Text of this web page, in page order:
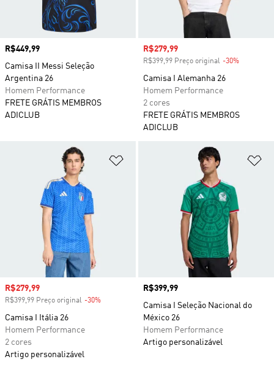
Preço
R$449,99
Camisa II Messi Seleção
Argentina 26
Homem Performance
FRETE GRÁTIS MEMBROS
ADICLUB
Preço com desconto
R$279,99
R$399,99 Preço original -30%
Camisa I Alemanha 26
Homem Performance
2 cores
FRETE GRÁTIS MEMBROS
ADICLUB
Adicionar à Lista de Desejos
Preço com desconto
R$279,99
R$399,99 Preço original -30%
Camisa I Itália 26
Homem Performance
2 cores
Artigo personalizável
Preço
R$399,99
Camisa I Seleção Nacional do
México 26
Homem Performance
Artigo personalizável